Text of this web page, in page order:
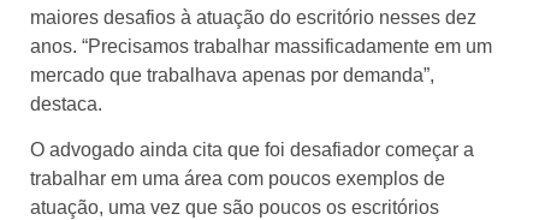
maiores desafios à atuação do escritório nesses dez
anos. “Precisamos trabalhar massificadamente em um
mercado que trabalhava apenas por demanda”,
destaca.
O advogado ainda cita que foi desafiador começar a
trabalhar em uma área com poucos exemplos de
atuação, uma vez que são poucos os escritórios